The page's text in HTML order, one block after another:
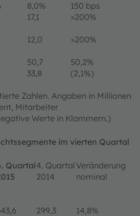
8,0%
150 bps
17,1 >200%
12,0 >200%
50,7
50,2%
33,8 (2,1%)
Zahlen. Angaben in Millionen
Mitarbeiter
Werte in Klammern.)
im vierten Quartal
Quartal4. Quartal
2014
Veränderung
nominal
299,3
14,8%